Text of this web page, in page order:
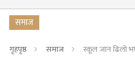
समाज
गृहपृष्ठ समाज स्कूल जान ढिलो